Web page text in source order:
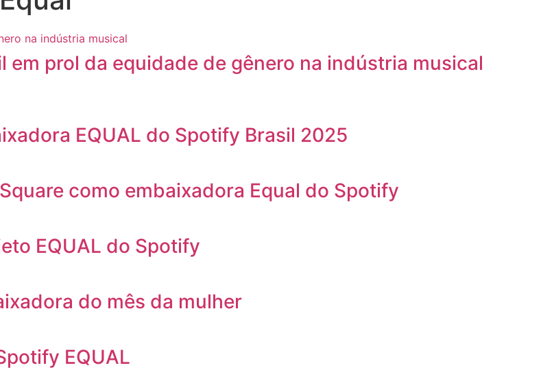
em prol da equidade de gênero na indústria musical
EQUAL do Spotify Brasil 2025
como embaixadora Equal do Spotify
EQUAL do Spotify
do mês da mulher
EQUAL